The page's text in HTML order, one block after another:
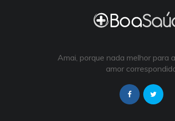
Amai, porque nada melhor para
amor